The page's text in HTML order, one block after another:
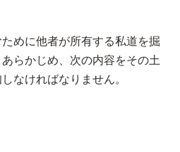
めに他者が所有する私道を掘
らかじめ、次の内容をその土
なければなりません。